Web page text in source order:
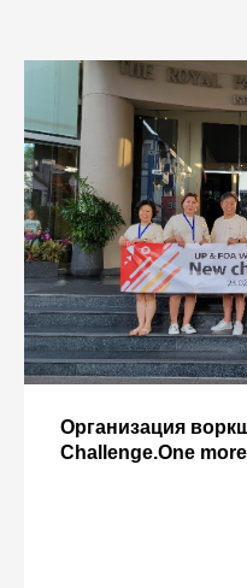
Организация
Challenge.One